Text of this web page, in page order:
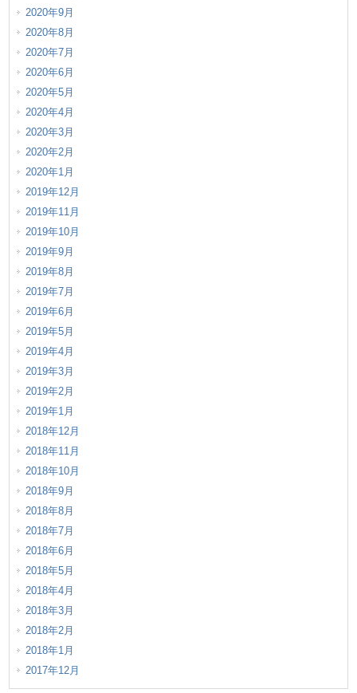
2020年9月
2020年8月
2020年7月
2020年6月
2020年5月
2020年4月
2020年3月
2020年2月
2020年1月
2019年12月
2019年11月
2019年10月
2019年9月
2019年8月
2019年7月
2019年6月
2019年5月
2019年4月
2019年3月
2019年2月
2019年1月
2018年12月
2018年11月
2018年10月
2018年9月
2018年8月
2018年7月
2018年6月
2018年5月
2018年4月
2018年3月
2018年2月
2018年1月
2017年12月